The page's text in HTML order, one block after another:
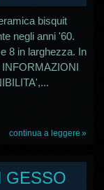
bisquit
negli anni '60.
8 in larghezza. In
continua a leggere
GESSO